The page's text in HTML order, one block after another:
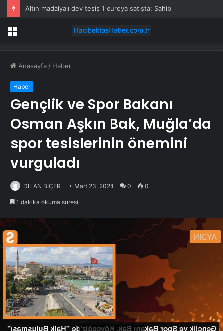
Menü
Anasayfa / Haber
Haber
Gençlik ve Spor Bakanı
Osman Aşkın Bak, Muğla’da
spor tesislerinin önemini
vurguladı
DİLAN BİÇER Mart 23, 2024 0 0
1 dakika okuma süresi